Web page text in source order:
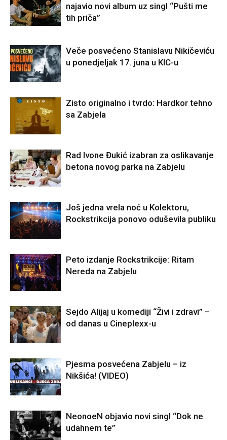
najavio novi album uz singl “Pušti me
tih priča”
Veče posvećeno Stanislavu Nikičeviću
u ponedjeljak 17. juna u KIC-u
Zisto originalno i tvrdo: Hardkor tehno
sa Zabjela
Rad Ivone Đukić izabran za oslikavanje
betona novog parka na Zabjelu
Još jedna vrela noć u Kolektoru,
Rockstrikcija ponovo oduševila publiku
Peto izdanje Rockstrikcije: Ritam
Nereda na Zabjelu
Sejdo Alijaj u komediji “Živi i zdravi” –
od danas u Cineplexx-u
Pjesma posvećena Zabjelu – iz
Nikšića! (VIDEO)
NeonoeN objavio novi singl “Dok ne
udahnem te”